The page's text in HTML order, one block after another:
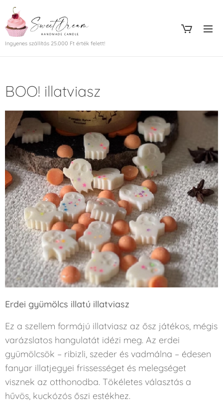
Ingyenes szállítás 25.000 Ft érték felett!
BOO! illatviasz
Erdei gyümölcs illatú illatviasz
Ez a szellem formájú illatviasz az ősz játékos, mégis
varázslatos hangulatát idézi meg. Az erdei
gyümölcsök – ribizli, szeder és vadmálna – édesen
fanyar illatjegyei frissességet és melegséget
visznek az otthonodba. Tökéletes választás a
hűvös, kuckózós őszi estékhez.